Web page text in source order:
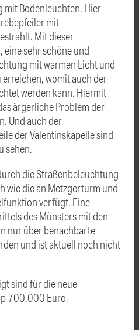
mit Bodenleuchten. Hier
mit
Mit dieser
sehr schöne und
mit warmen Licht und
womit auch der
werden kann. Hiermit
ärgerliche Problem der
Und auch der
der Valentinskapelle sind
sehen.
die Straßenbeleuchtung
wie die an Metzgerturm und
verfügt. Eine
des Münsters mit den
nur über benachbarte
und ist aktuell noch nicht
sind für die neue
700.000 Euro.